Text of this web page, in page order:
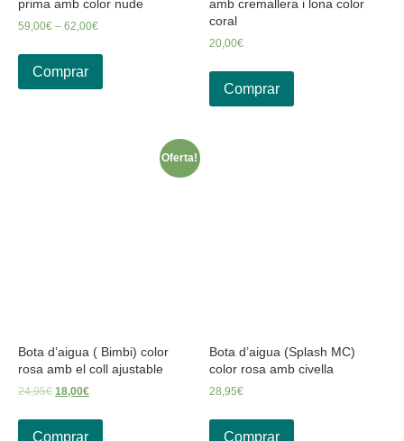
prima amb color nude
59,00€ – 62,00€
Comprar
amb cremallera i lona color
coral
20,00€
Comprar
Oferta!
Bota d’aigua ( Bimbi) color
rosa amb el coll ajustable
24,95€ 18,00€
Comprar
Bota d’aigua (Splash MC)
color rosa amb civella
28,95€
Comprar